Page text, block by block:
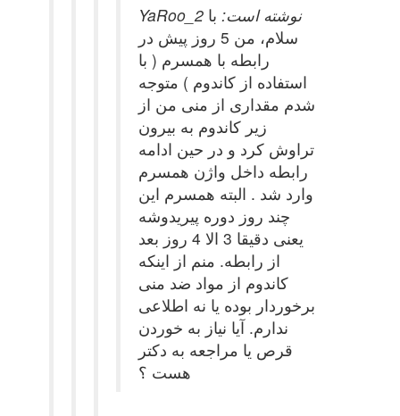
YaRoo_2 نوشته است: با
سلام، من 5 روز پیش در
رابطه با همسرم ( با
استفاده از کاندوم ) متوجه
شدم مقداری از منی من از
زیر کاندوم به بیرون
تراوش کرد و در حین ادامه
رابطه داخل واژن همسرم
وارد شد . البته همسرم این
چند روز دوره پیریدوشه
یعنی دقیقا 3 الا 4 روز بعد
از رابطه. منم از اینکه
کاندوم از مواد ضد منی
برخوردار بوده یا نه اطلاعی
ندارم. آیا نیاز به خوردن
قرص یا مراجعه به دکتر
هست ؟